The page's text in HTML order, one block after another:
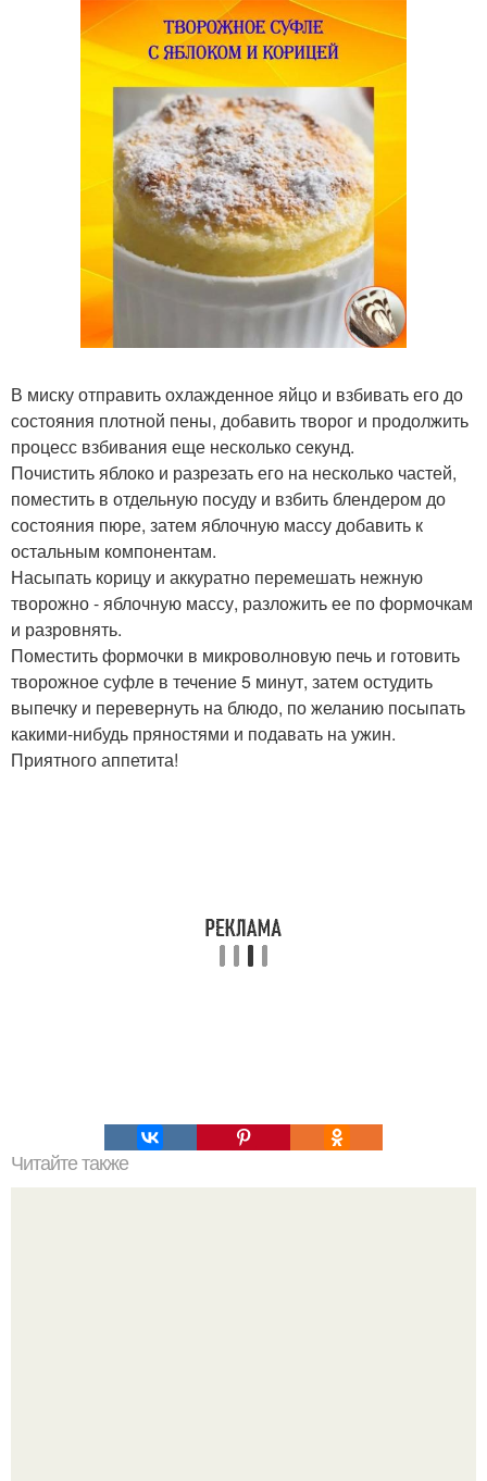
В миску отправить охлажденное яйцо и взбивать его до
состояния плотной пены, добавить творог и продолжить
процесс взбивания еще несколько секунд.
Почистить яблоко и разрезать его на несколько частей,
поместить в отдельную посуду и взбить блендером до
состояния пюре, затем яблочную массу добавить к
остальным компонентам.
Насыпать корицу и аккуратно перемешать нежную
творожно - яблочную массу, разложить ее по формочкам
и разровнять.
Поместить формочки в микроволновую печь и готовить
творожное суфле в течение 5 минут, затем остудить
выпечку и перевернуть на блюдо, по желанию посыпать
какими-нибудь пряностями и подавать на ужин.
Приятного аппетита!
Читайте также